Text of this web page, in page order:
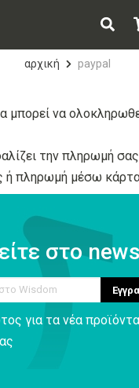
αρχική paypal
μπορεί να
την πληρωμή
ή πληρωμή μέσω
στο
Wisdom
για τα νέα προϊόντα